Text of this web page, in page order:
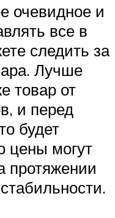
очевидное и
все в
следить за
Лучше
товар от
и перед
будет
цены могут
протяжении